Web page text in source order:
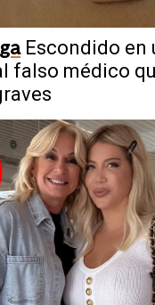
Escondido en
falso médico